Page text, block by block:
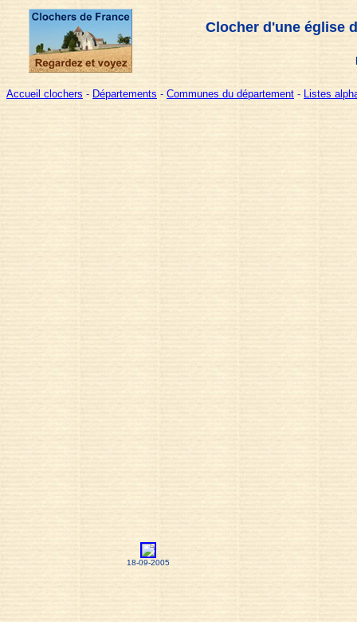
Clocher d'une église
Accueil clochers - Départements - Communes du département - Listes
18-09-2005